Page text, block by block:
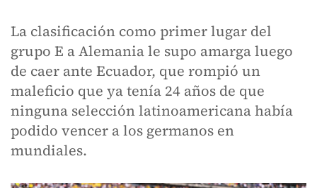
La clasificación como primer lugar del
grupo E a Alemania le supo amarga luego
de caer ante Ecuador, que rompió un
maleficio que ya tenía 24 años de que
ninguna selección latinoamericana había
podido vencer a los germanos en
mundiales.